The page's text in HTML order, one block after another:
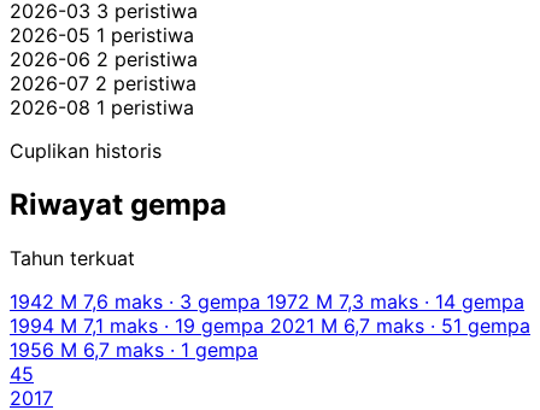
2026-03 3 peristiwa
2026-05 1 peristiwa
2026-06 2 peristiwa
2026-07 2 peristiwa
2026-08 1 peristiwa
Cuplikan historis
Riwayat gempa
Tahun terkuat
1942 M 7,6 maks · 3 gempa 1972 M 7,3 maks · 14 gempa
1994 M 7,1 maks · 19 gempa 2021 M 6,7 maks · 51 gempa
1956 M 6,7 maks · 1 gempa
45
2017